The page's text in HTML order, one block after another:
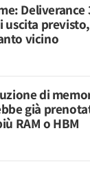
Deliverance
uscita
vicino
di
già
RAM o HBM